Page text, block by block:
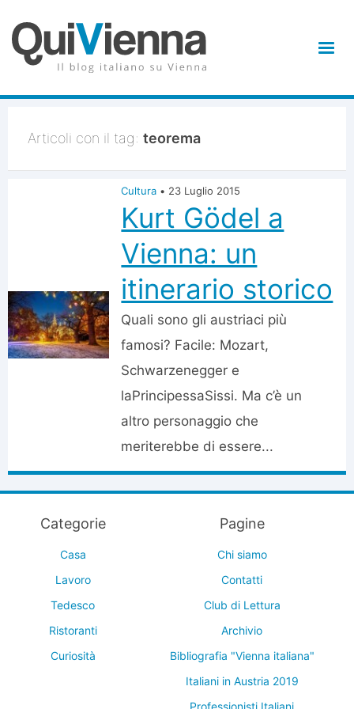
Articoli con il tag: teorema
Cultura • 23 Luglio 2015
Kurt Gödel a
Vienna: un
itinerario storico
Quali sono gli austriaci più
famosi? Facile: Mozart,
Schwarzenegger e
laPrincipessaSissi. Ma c’è un
altro personaggio che
meriterebbe di essere...
Categorie
Casa
Lavoro
Tedesco
Ristoranti
Curiosità
Pagine
Chi siamo
Contatti
Club di Lettura
Archivio
Bibliografia "Vienna italiana"
Italiani in Austria 2019
Professionisti Italiani